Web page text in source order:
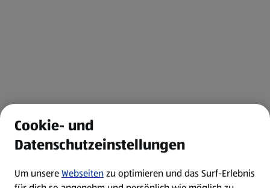
Cookie- und
Datenschutzeinstellungen
Um unsereWebseitenzu optimieren und das Surf-Erlebnis